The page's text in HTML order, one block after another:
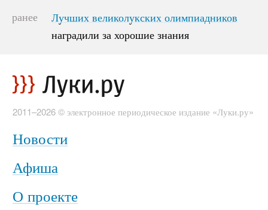
ранее
Лучших великолукских олимпиадников
наградили за хорошие знания
Лучших великолукских олимпиадников
наградили за хорошие знания
2011–2026 © электронное периодическое издание «Луки.ру»
Новости
Афиша
О проекте